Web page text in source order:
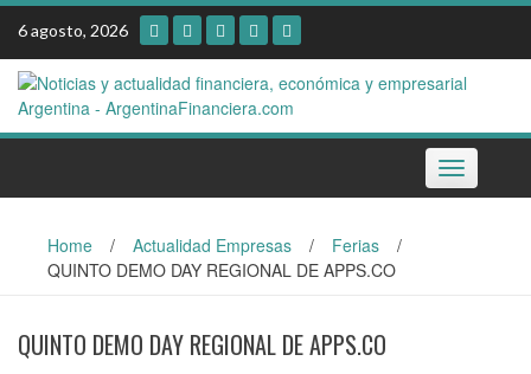
Skip
content
6 agosto, 2026
Toggle
navigation
Home / Actualidad Empresas / Ferias
/
QUINTO DEMO DAY REGIONAL DE APPS.CO
QUINTO DEMO DAY REGIONAL DE APPS.CO